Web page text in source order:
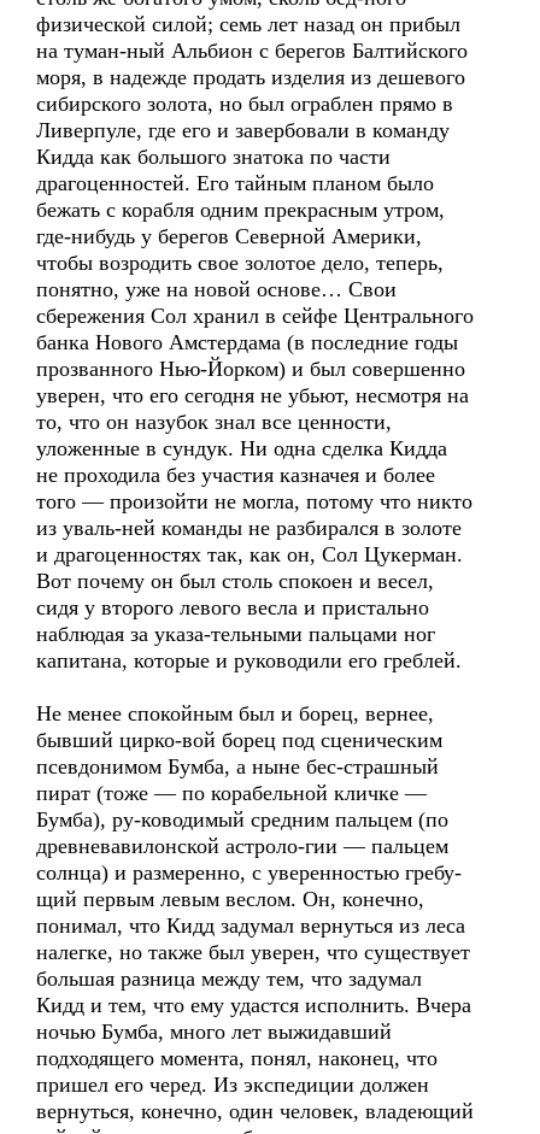
физической силой; семь лет назад он прибыл
на туман-ный Альбион с берегов Балтийского
моря, в надежде продать изделия из дешевого
сибирского золота, но был ограблен прямо в
Ливерпуле, где его и завербовали в команду
Кидда как большого знатока по части
драгоценностей. Его тайным планом было
бежать с корабля одним прекрасным утром,
где-нибудь у берегов Северной Америки,
чтобы возродить свое золотое дело, теперь,
понятно, уже на новой основе… Свои
сбережения Сол хранил в сейфе Центрального
банка Нового Амстердама (в последние годы
прозванного Нью-Йорком) и был совершенно
уверен, что его сегодня не убьют, несмотря на
то, что он назубок знал все ценности,
уложенные в сундук. Ни одна сделка Кидда
не проходила без участия казначея и более
того — произойти не могла, потому что никто
из уваль-ней команды не разбирался в золоте
и драгоценностях так, как он, Сол Цукерман.
Вот почему он был столь спокоен и весел,
сидя у второго левого весла и пристально
наблюдая за указа-тельными пальцами ног
капитана, которые и руководили его греблей.
Не менее спокойным был и борец, вернее,
бывший цирко-вой борец под сценическим
псевдонимом Бумба, а ныне бес-страшный
пират (тоже — по корабельной кличке —
Бумба), ру-ководимый средним пальцем (по
древневавилонской астроло-гии — пальцем
солнца) и размеренно, с уверенностью гребу-
щий первым левым веслом. Он, конечно,
понимал, что Кидд задумал вернуться из леса
налегке, но также был уверен, что существует
большая разница между тем, что задумал
Кидд и тем, что ему удастся исполнить. Вчера
ночью Бумба, много лет выжидавший
подходящего момента, понял, наконец, что
пришел его черед. Из экспедиции должен
вернуться, конечно, один человек, владеющий